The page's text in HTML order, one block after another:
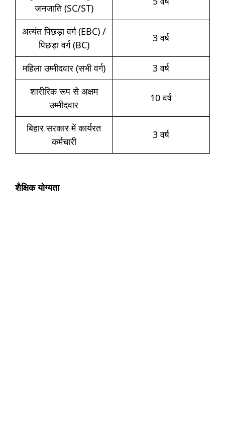
जनजाति (SC/ST)
अत्यंत पिछड़ा वर्ग (EBC) /
पिछड़ा वर्ग (BC)
3 वर्ष
महिला उम्मीदवार (सभी वर्ग)
3 वर्ष
शारीरिक रूप से अक्षम
उम्मीदवार
10 वर्ष
बिहार सरकार में कार्यरत
कर्मचारी
3 वर्ष
शैक्षिक योग्यता